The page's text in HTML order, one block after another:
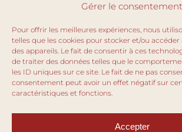
Gérer le consentement
Pour offrir les meilleures expériences, nous
telles que les cookies pour stocker et/ou
des appareils. Le fait de consentir à ces
de traiter des données telles que le
les ID uniques sur ce site. Le fait de ne pas
consentement peut avoir un effet négatif sur
caractéristiques et fonctions.
Accepter